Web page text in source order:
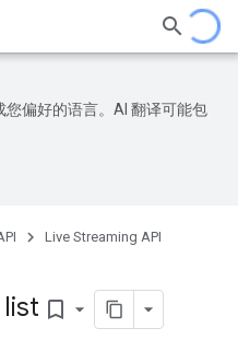
您偏好的语言。AI 翻译可能包
Live Streaming API
list bookmark_border